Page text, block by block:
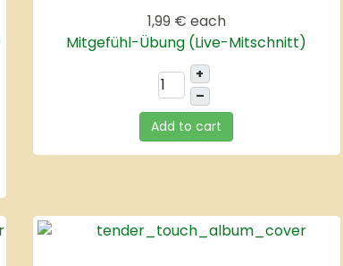
1,99 € each
Mitgefühl-Übung (Live-Mitschnitt)
+
–
Add to cart